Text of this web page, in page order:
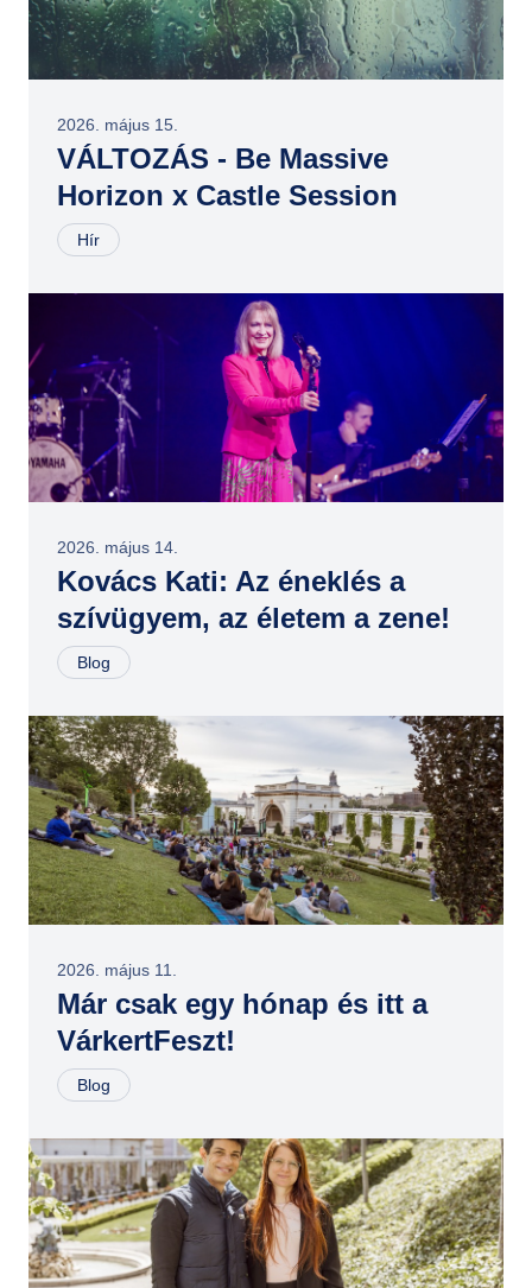
2026. május 15.
VÁLTOZÁS - Be Massive
Horizon x Castle Session
Hír
2026. május 14.
Kovács Kati: Az éneklés a
szívügyem, az életem a zene!
Blog
2026. május 11.
Már csak egy hónap és itt a
VárkertFeszt!
Blog